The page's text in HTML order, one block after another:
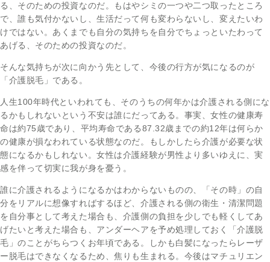
る、そのための投資なのだ。もはやシミの一つや二つ取ったところ
で、誰も気付かないし、生活だって何も変わらないし、変えたいわ
けではない。あくまでも自分の気持ちを自分でちょっといたわって
あげる、そのための投資なのだ。
そんな気持ちが次に向かう先として、今後の行方が気になるのが
「介護脱毛」である。
人生100年時代といわれても、そのうちの何年かは介護される側にな
るかもしれないという不安は誰にだってある。事実、女性の健康寿
命は約75歳であり、平均寿命である87.32歳までの約12年は何らか
の健康が損なわれている状態なのだ。もしかしたら介護が必要な状
態になるかもしれない。女性は介護経験が男性より多いゆえに、実
感を伴って切実に我が身を憂う。
誰に介護されるようになるかはわからないものの、「その時」の自
分をリアルに想像すればするほど、介護される側の衛生・清潔問題
を自分事として考えた場合も、介護側の負担を少しでも軽くしてあ
げたいと考えた場合も、アンダーヘアを予め処理しておく「介護脱
毛」のことがちらつくお年頃である。しかも白髪になったらレーザ
ー脱毛はできなくなるため、焦りも生まれる。今後はマチュリエン